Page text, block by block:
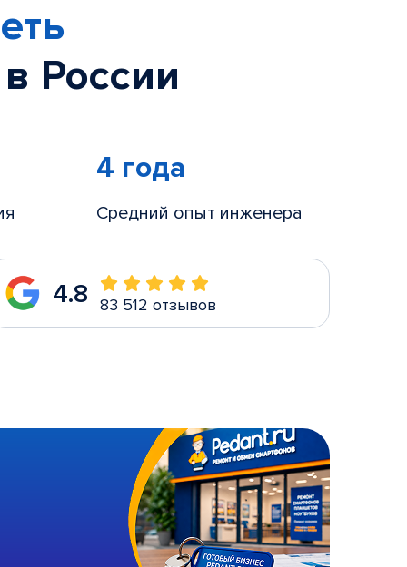
России
4 года
Средний опыт инженера
4.8 83 512 отзывов